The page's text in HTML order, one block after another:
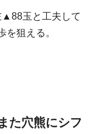
玉と工夫して
狙える。
穴熊にシフ